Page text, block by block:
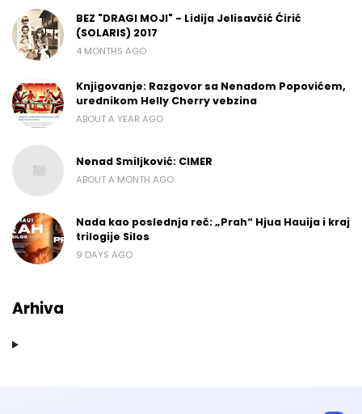
BEZ "DRAGI MOJI" - Lidija Jelisavčić Ćirić
(SOLARIS) 2017
4 MONTHS AGO
Knjigovanje: Razgovor sa Nenadom Popovićem,
urednikom Helly Cherry vebzina
ABOUT A YEAR AGO
Nenad Smiljković: CIMER
ABOUT A MONTH AGO
Nada kao poslednja reč: „Prah“ Hjua Hauija i kraj
trilogije Silos
9 DAYS AGO
Arhiva